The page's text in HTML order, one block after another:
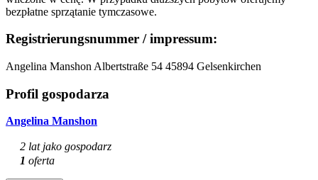
bezpłatne sprzątanie tymczasowe.
Registrierungsnummer / impressum:
Angelina Manshon Albertstraße 54 45894 Gelsenkirchen
Profil gospodarza
Angelina Manshon
2 lat jako gospodarz
1 oferta